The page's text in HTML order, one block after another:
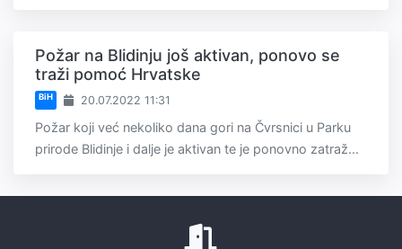
Požar na Blidinju još aktivan, ponovo se
traži pomoć Hrvatske
BiH 20.07.2022 11:31
Požar koji već nekoliko dana gori na Čvrsnici u Parku
prirode Blidinje i dalje je aktivan te je ponovno zatraž...